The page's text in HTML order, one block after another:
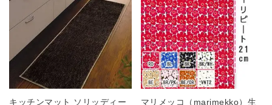
キッチンマット ソリッディー
マリメッコ（marimekko）生